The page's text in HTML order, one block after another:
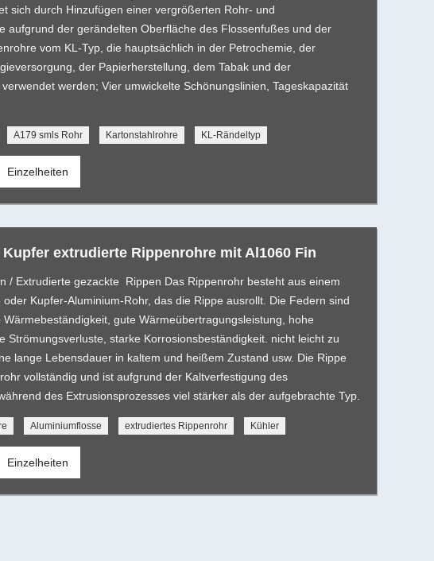
sich durch Hinzufügen einer vergrößerten Rohr- und
aufgrund der gerändelten Oberfläche des Flossenfußes und der
vom KL-Typ, die hauptsächlich in der Petrochemie, der
der Papierherstellung, dem Tabak und der
werden; Vier umwickelte Schönungslinien, Tageskapazität
A179 smls Rohr Kartonstahlrohre KL-Rändeltyp
Einzelheiten
Kupfer extrudierte Rippenrohre mit Al1060 Fin
/ Extrudierte gezackte Rippen Das Rippenrohr besteht aus einem
oder Kupfer-Aluminium-Rohr, das die Rippe ausrollt. Die Federn sind
Wärmebeständigkeit, gute Wärmeübertragungsleistung, hohe
Strömungsverluste, starke Korrosionsbeständigkeit. nicht leicht zu
lange Lebensdauer in kaltem und heißem Zustand usw. Die Rippe
vollständig und ist aufgrund der Kaltverfestigung des
des Extrusionsprozesses viel stärker als der aufgebrachte Typ.
Aluminiumflosse extrudiertes Rippenrohr Kühler
Einzelheiten